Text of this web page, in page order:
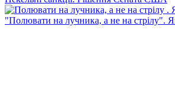
"Полювати на лучника, а не на стрілу".